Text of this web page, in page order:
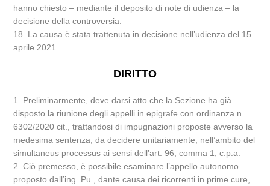
hanno chiesto – mediante il deposito di note di udienza – la
decisione della controversia.
18. La causa è stata trattenuta in decisione nell’udienza del 15
aprile 2021.
DIRITTO
1. Preliminarmente, deve darsi atto che la Sezione ha già
disposto la riunione degli appelli in epigrafe con ordinanza n.
6302/2020 cit., trattandosi di impugnazioni proposte avverso la
medesima sentenza, da decidere unitariamente, nell’ambito del
simultaneus processus ai sensi dell’art. 96, comma 1, c.p.a.
2. Ciò premesso, è possibile esaminare l’appello autonomo
proposto dall’ing. Pu., dante causa dei ricorrenti in prime cure,